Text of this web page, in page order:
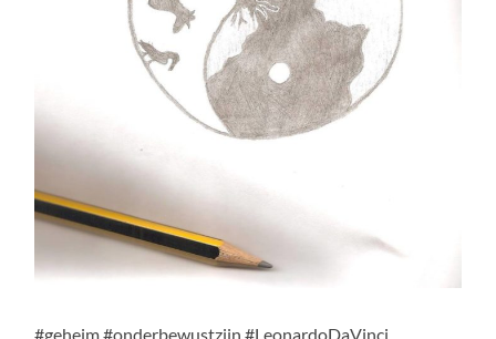
#geheim #onderbewustzijn #LeonardoDaVinci